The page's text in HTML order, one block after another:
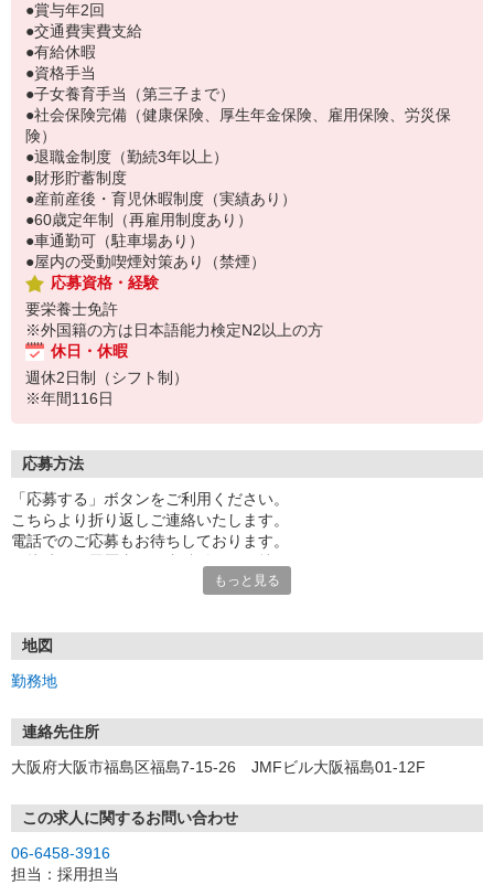
●賞与年2回
●交通費実費支給
●有給休暇
●資格手当
●子女養育手当（第三子まで）
●社会保険完備（健康保険、厚生年金保険、雇用保険、労災保
険）
●退職金制度（勤続3年以上）
●財形貯蓄制度
●産前産後・育児休暇制度（実績あり）
●60歳定年制（再雇用制度あり）
●車通勤可（駐車場あり）
●屋内の受動喫煙対策あり（禁煙）
応募資格・経験
要栄養士免許
※外国籍の方は日本語能力検定N2以上の方
休日・休暇
週休2日制（シフト制）
※年間116日
応募方法
「応募する」ボタンをご利用ください。
こちらより折り返しご連絡いたします。
電話でのご応募もお待ちしております。
もっと見る
地図
勤務地
連絡先住所
大阪府大阪市福島区福島7-15-26 JMFビル大阪福島01-12F
この求人に関するお問い合わせ
06-6458-3916
担当：採用担当